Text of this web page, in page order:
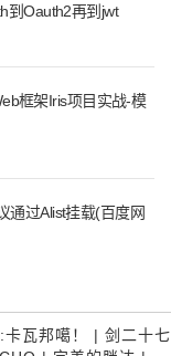
到Oauth2再到jwt
框架Iris项目实战-模
通过Alist挂载(百度网
:卡瓦邦噶！ | 剑二十七